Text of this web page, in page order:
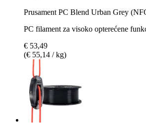
Prusament PC Blend Urban Grey
PC filament za visoko opterećene
€ 53,49
(€ 55,14 / kg)